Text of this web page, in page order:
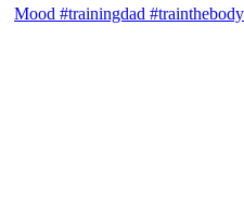
Mood #trainingdad